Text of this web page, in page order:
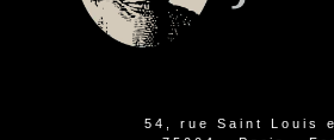
54, rue Saint Louis